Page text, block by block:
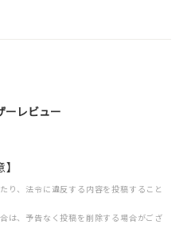
ーレビュー
り、法令に違反する内容を投稿すること
は、予告なく投稿を削除する場合がござ